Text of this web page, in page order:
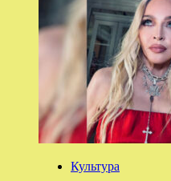
Культура